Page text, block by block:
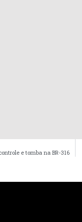
e tomba na BR-316